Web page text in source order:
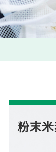
粉末